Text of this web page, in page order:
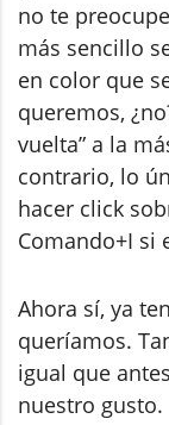
no te
más sencillo
en color que
queremos,
vuelta” a la
contrario, lo
hacer click
Comando+I si
Ahora sí, ya
queríamos.
igual que
nuestro gusto.